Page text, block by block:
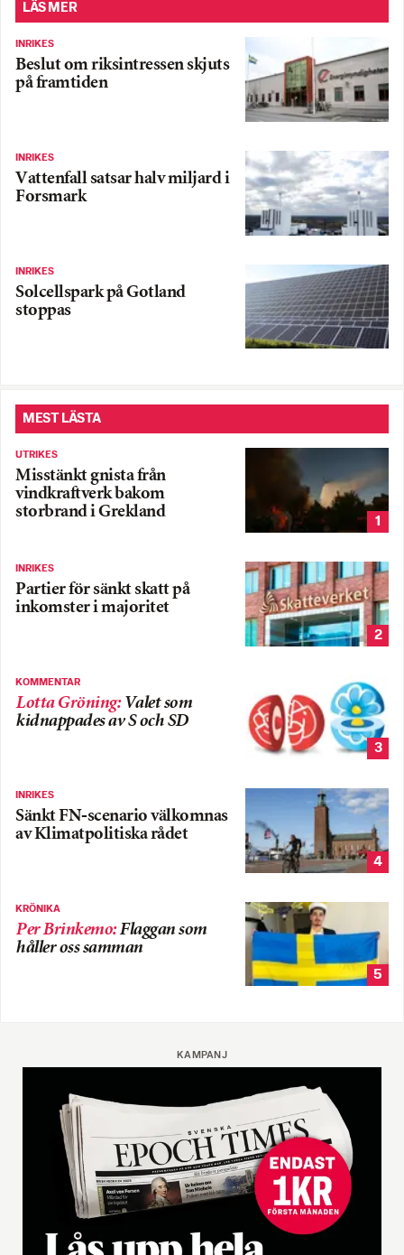
LÄS MER
INRIKES
Beslut om riks­intressen skjuts
på framtiden
INRIKES
Vattenfall satsar halv miljard i
Forsmark
INRIKES
Solcellspark på Gotland
stoppas
MEST LÄSTA
UTRIKES
Misstänkt gnista från
vindkraftverk bakom
storbrand i Grekland
1
INRIKES
Partier för sänkt skatt på
inkomster i majoritet
2
KOMMENTAR
Lotta Gröning: Valet som
kidnappades av S och SD
3
INRIKES
Sänkt FN-scenario välkomnas
av Klimatpolitiska rådet
4
KRÖNIKA
Per Brinkemo:Flaggan som
håller oss samman
5
KAMPANJ